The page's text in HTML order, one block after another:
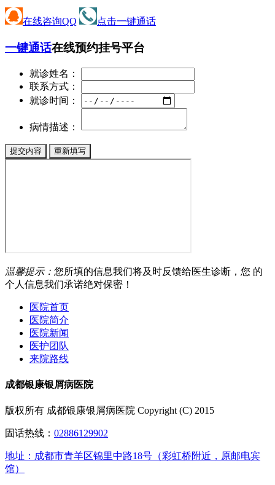
在线咨询QQ 点击一键通话
一键通话在线预约挂号平台
就诊姓名：
联系方式：
就诊时间：
病情描述：
温馨提示： 您所填的信息我们将及时反馈给医生诊断，您 的
个人信息我们承诺绝对保密！
医院首页
医院简介
医院新闻
医护团队
来院路线
成都银康银屑病医院
版权所有 成都银康银屑病医院 Copyright (C) 2015
固话热线： 02886129902
地址：成都市青羊区锦里中路18号（彩虹桥附近，原邮电宾
馆）